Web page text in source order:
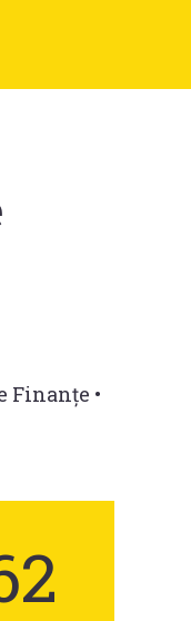
Finanțe •